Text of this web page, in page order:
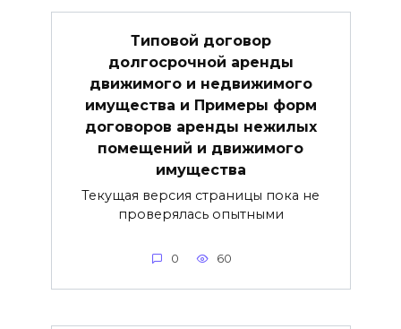
Типовой договор
долгосрочной аренды
движимого и недвижимого
имущества и Примеры форм
договоров аренды нежилых
помещений и движимого
имущества
Текущая версия страницы пока не
проверялась опытными
0 60